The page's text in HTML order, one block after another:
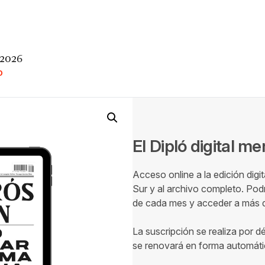
El Dipló digital
Acceso online a la edición
Sur y al archivo completo.
de cada mes y acceder a más
La suscripción se realiza por
se renovará en forma